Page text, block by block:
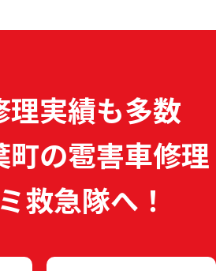
理実績も多数
町の雹害車修理
救急隊へ！